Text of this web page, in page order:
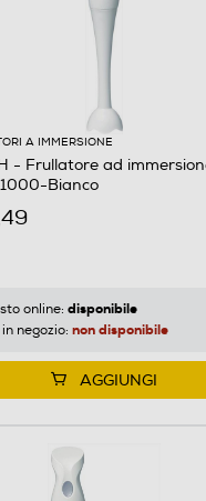
A IMMERSIONE
- Frullatore ad
Bianco
online: disponibile
negozio: non disponibile
AGGIUNGI